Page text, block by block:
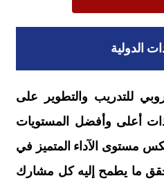
الدولية
للتدريب والتطوير على
أعلى وأفضل المستويات
مستوى الآداء المتميز في
تحقق ما يطمح إليه كل مشارك